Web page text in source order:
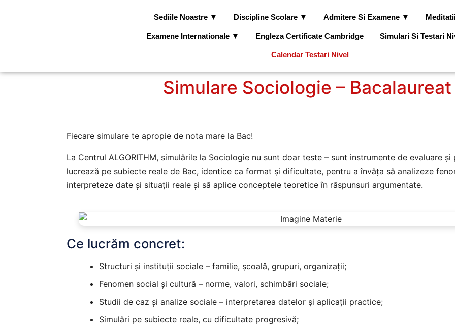
Sediile Noastre ▼ Discipline Scolare ▼ Admitere Si Examene ▼
Examene Internationale ▼ Engleza Certificate Cambridge Simulari Si Testari
Calendar Testari Nivel
Simulare Sociologie – Bacalaureat
Fiecare simulare te apropie de nota mare la Bac!
La Centrul ALGORITHM, simulările la Sociologie nu sunt doar teste – sunt instrumente de evaluare și
lucrează pe subiecte reale de Bac, identice ca format și dificultate, pentru a învăța să analizeze
interpreteze date și situații reale și să aplice conceptele teoretice în răspunsuri argumentate.
Ce lucrăm concret:
Structuri și instituții sociale – familie, școală, grupuri, organizații;
Fenomen social și cultură – norme, valori, schimbări sociale;
Studii de caz și analize sociale – interpretarea datelor și aplicații practice;
Simulări pe subiecte reale, cu dificultate progresivă;